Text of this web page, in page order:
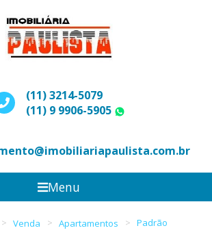
(11) 3214-5079
(11) 9 9906-5905
Menu
Venda Apartamentos Padrão